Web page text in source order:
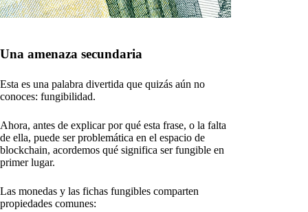
Una amenaza secundaria
Esta es una palabra divertida que quizás aún no
conoces: fungibilidad.
Ahora, antes de explicar por qué esta frase, o la falta
de ella, puede ser problemática en el espacio de
blockchain, acordemos qué significa ser fungible en
primer lugar.
Las monedas y las fichas fungibles comparten
propiedades comunes: